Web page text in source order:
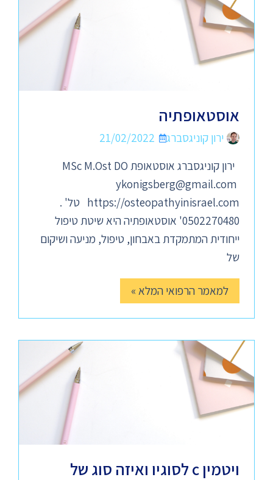
אוסטאופתיה
ירון קוניגסברג
21/02/2022
ירון קוניגסברג אוסטאופת MSc M.Ost DO
ykonigsberg@gmail.com
https://osteopathyinisrael.com טל' .
0502270480' אוסטאופתיה היא שיטת טיפול
ייחודית המתמקדת באבחון, טיפול, מניעה ושיקום
של
למאמר הרפואי המלא »
ויטמין c לסוגיו ואיזה סוג של